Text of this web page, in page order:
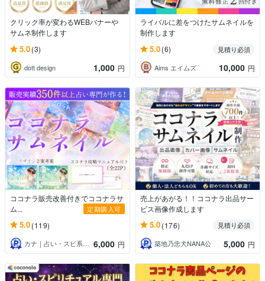
クリック率が変わるWEBバナーや
サムネ制作します
5.0(3)
dott design 1,000 円
ライバルに差をつけたサムネイルを
制作します
5.0(6)
見積り必須
Aims エイムズ
10,000 円
ココナラ販売改善付きでココナラサ
ム...
定期購入可
5.0(119)
カナ｜占い・スピ系専門制作代行 6,000 円
売上があがる！！ココナラ出品サー
ビス画像作成します
5.0(176)
見積り必須
築地乃忠犬NANA公
5,000 円